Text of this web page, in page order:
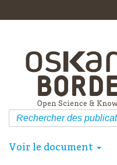
Voir le document